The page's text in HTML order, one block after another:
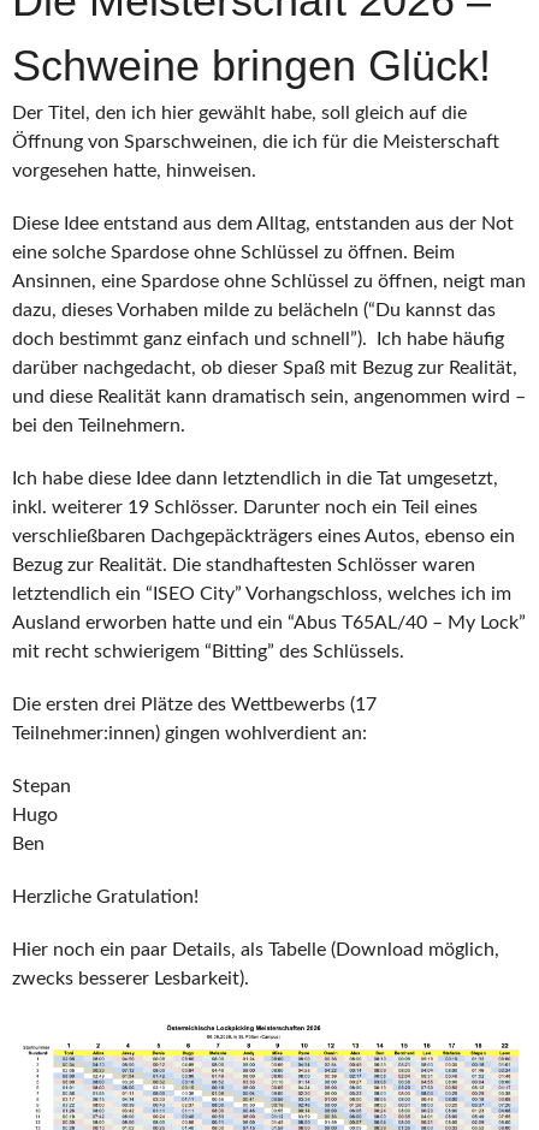
Schweine bringen Glück!
Der Titel, den ich hier gewählt habe, soll gleich auf die
Öffnung von Sparschweinen, die ich für die Meisterschaft
vorgesehen hatte, hinweisen.
Diese Idee entstand aus dem Alltag, entstanden aus der Not
eine solche Spardose ohne Schlüssel zu öffnen. Beim
Ansinnen, eine Spardose ohne Schlüssel zu öffnen, neigt man
dazu, dieses Vorhaben milde zu belächeln (“Du kannst das
doch bestimmt ganz einfach und schnell”). Ich habe häufig
darüber nachgedacht, ob dieser Spaß mit Bezug zur Realität,
und diese Realität kann dramatisch sein, angenommen wird –
bei den Teilnehmern.
Ich habe diese Idee dann letztendlich in die Tat umgesetzt,
inkl. weiterer 19 Schlösser. Darunter noch ein Teil eines
verschließbaren Dachgepäckträgers eines Autos, ebenso ein
Bezug zur Realität. Die standhaftesten Schlösser waren
letztendlich ein “ISEO City” Vorhangschloss, welches ich im
Ausland erworben hatte und ein “Abus T65AL/40 – My Lock”
mit recht schwierigem “Bitting” des Schlüssels.
Die ersten drei Plätze des Wettbewerbs (17
Teilnehmer:innen) gingen wohlverdient an:
Stepan
Hugo
Ben
Herzliche Gratulation!
Hier noch ein paar Details, als Tabelle (Download möglich,
zwecks besserer Lesbarkeit).